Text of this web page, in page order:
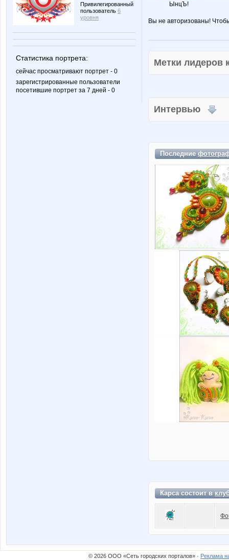
Привилегированный
пользователь 6
уровня
Статистика портрета:
сейчас просматривают портрет - 0
зарегистрированные пользователи
посетившие портрет за 7 дней - 0
ЫнцЪ!
Вы не авторизованы!
Метки
Интервью
Последние
Карса состоит в
© 2026 ООО «Сеть городских порталов» · Реклама